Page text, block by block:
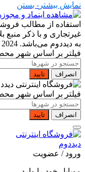
نمایش بیشتر - بستن
استفاده از مطالب
غیرتجاری و با ذکر منبع
به دیددوم می‌باشد.
فیلتر بر اساس شهر
انصراف تایید
فیلتر بر اساس شهر
انصراف تایید
ورود / عضویت